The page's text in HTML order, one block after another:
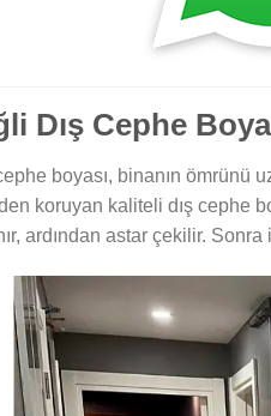
Dış Cephe
boyası, binanın ömrünü
koruyan kaliteli dış cephe
ardından astar çekilir.